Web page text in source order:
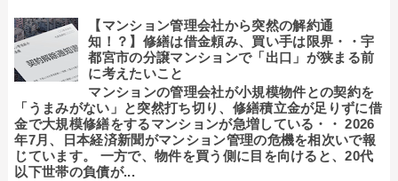
【マンション管理会社から突然の解約通
知！？】修繕は借金頼み、買い手は限界・・宇
都宮市の分譲マンションで「出口」が狭まる前
に考えたいこと
マンションの管理会社が小規模物件との契約を
「うまみがない」と突然打ち切り、修繕積立金が足りずに借
金で大規模修繕をするマンションが急増している・・ 2026
年7月、日本経済新聞がマンション管理の危機を相次いで報
じています。 一方で、物件を買う側に目を向けると、20代
以下世帯の負債が...